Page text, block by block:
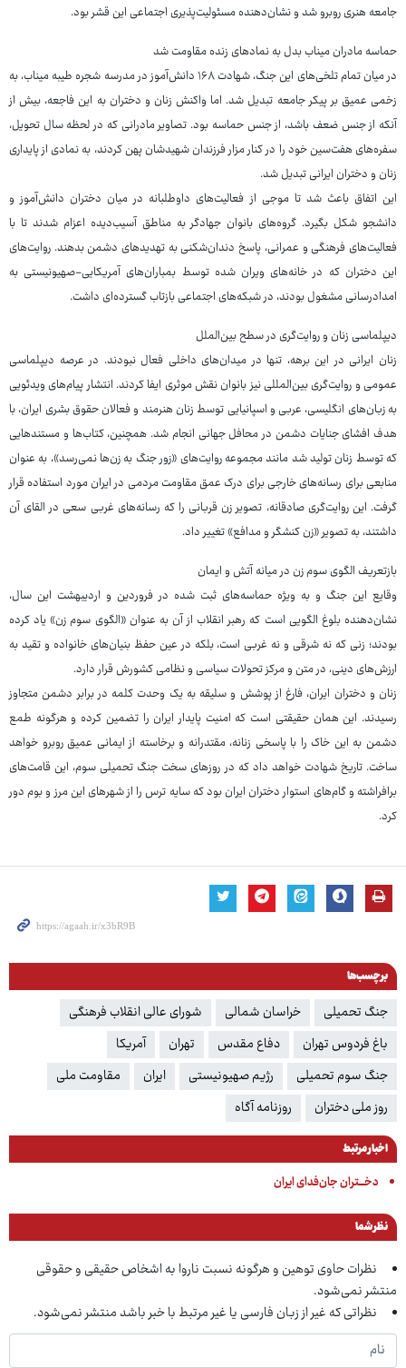
جامعه هنری روبرو شد و نشان‌دهنده مسئولیت‌پذیری اجتماعی این قشر بود.
حماسه مادران میناب بدل به نمادهای زنده مقاومت شد
در میان تمام تلخی‌های این جنگ، شهادت ۱۶۸ دانش‌آموز در مدرسه شجره طیبه میناب، به
زخمی عمیق بر پیکر جامعه تبدیل شد. اما واکنش زنان و دختران به این فاجعه، بیش از
آنکه از جنس ضعف باشد، از جنس حماسه بود. تصاویر مادرانی که در لحظه سال تحویل،
سفره‌های هفت‌سین خود را در کنار مزار فرزندان شهیدشان پهن کردند، به نمادی از پایداری
زنان و دختران ایرانی تبدیل شد.
این اتفاق باعث شد تا موجی از فعالیت‌های داوطلبانه در میان دختران دانش‌آموز و
دانشجو شکل بگیرد. گروه‌های بانوان جهادگر به مناطق آسیب‌دیده اعزام شدند تا با
فعالیت‌های فرهنگی و عمرانی، پاسخ دندان‌شکنی به تهدیدهای دشمن بدهند. روایت‌های
این دختران که در خانه‌های ویران شده توسط بمباران‌های آمریکایی-صهیونیستی به
امدادرسانی مشغول بودند، در شبکه‌های اجتماعی بازتاب گسترده‌ای داشت.
دیپلماسی زنان و روایت‌گری در سطح بین‌الملل
زنان ایرانی در این برهه، تنها در میدان‌های داخلی فعال نبودند. در عرصه دیپلماسی
عمومی و روایت‌گری بین‌المللی نیز بانوان نقش موثری ایفا کردند. انتشار پیام‌های ویدئویی
به زبان‌های انگلیسی، عربی و اسپانیایی توسط زنان هنرمند و فعالان حقوق بشری ایران، با
هدف افشای جنایات دشمن در محافل جهانی انجام شد. همچنین، کتاب‌ها و مستندهایی
که توسط زنان تولید شد مانند مجموعه روایت‌های «زور جنگ به زن‌ها نمی‌رسد»، به عنوان
منابعی برای رسانه‌های خارجی برای درک عمق مقاومت مردمی در ایران مورد استفاده قرار
گرفت. این روایت‌گری صادقانه، تصویر زن قربانی را که رسانه‌های غربی سعی در القای آن
داشتند، به تصویر «زن کنشگر و مدافع» تغییر داد.
بازتعریف الگوی سوم زن در میانه آتش و ایمان
وقایع این جنگ و به ویژه حماسه‌های ثبت شده در فروردین و اردیبهشت این سال،
نشان‌دهنده بلوغ الگویی است که رهبر انقلاب از آن به عنوان «الگوی سوم زن» یاد کرده
بودند؛ زنی که نه شرقی و نه غربی است، بلکه در عین حفظ بنیان‌های خانواده و تقید به
ارزش‌های دینی، در متن و مرکز تحولات سیاسی و نظامی کشورش قرار دارد.
زنان و دختران ایران، فارغ از پوشش و سلیقه به یک وحدت کلمه در برابر دشمن متجاوز
رسیدند. این همان حقیقتی است که امنیت پایدار ایران را تضمین کرده و هرگونه طمع
دشمن به این خاک را با پاسخی زنانه، مقتدرانه و برخاسته از ایمانی عمیق روبرو خواهد
ساخت. تاریخ شهادت خواهد داد که در روزهای سخت جنگ تحمیلی سوم، این قامت‌های
برافراشته و گام‌های استوار دختران ایران بود که سایه ترس را از شهرهای این مرز و بوم دور
کرد.
برچسب‌ها
جنگ تحمیلی خراسان شمالی
شورای عالی انقلاب فرهنگی
باغ فردوس تهران
دفاع مقدس تهران
آمریکا
جنگ سوم تحمیلی
رژیم صهیونیستی ایران
مقاومت ملی
روز ملی دختران
روزنامه آگاه
اخبار مرتبط
دخـــتران جان‌فدای ایران
نظر شما
نظرات حاوی توهین و هرگونه نسبت ناروا به اشخاص حقیقی و حقوقی
منتشر نمی‌شود.
نظراتی که غیر از زبان فارسی یا غیر مرتبط با خبر باشد منتشر نمی‌شود.